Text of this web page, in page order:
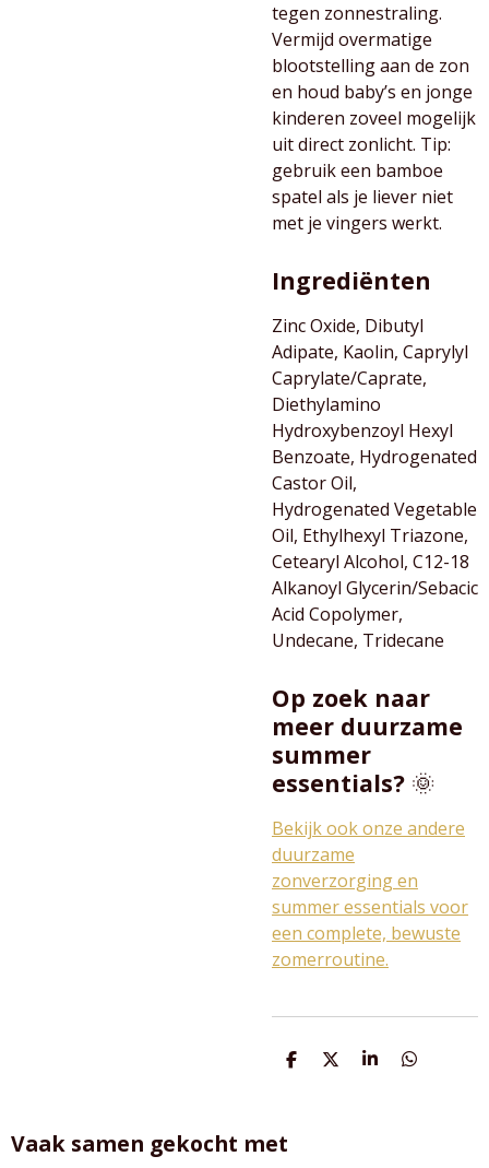
tegen zonnestraling.
Vermijd overmatige
blootstelling aan de zon
en houd baby’s en jonge
kinderen zoveel mogelijk
uit direct zonlicht. Tip:
gebruik een bamboe
spatel als je liever niet
met je vingers werkt.
Ingrediënten
Zinc Oxide, Dibutyl
Adipate, Kaolin, Caprylyl
Caprylate/Caprate,
Diethylamino
Hydroxybenzoyl Hexyl
Benzoate, Hydrogenated
Castor Oil,
Hydrogenated Vegetable
Oil, Ethylhexyl Triazone,
Cetearyl Alcohol, C12-18
Alkanoyl Glycerin/Sebacic
Acid Copolymer,
Undecane, Tridecane
Op zoek naar
meer duurzame
summer
essentials? 🌞
Bekijk ook onze andere
duurzame
zonverzorging en
summer essentials voor
een complete, bewuste
zomerroutine.
D
D
S
D
Vaak samen gekocht met